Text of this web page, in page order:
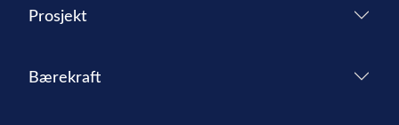
Prosjekt
Bærekraft